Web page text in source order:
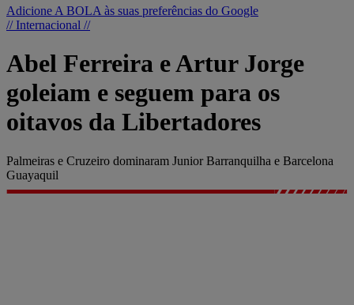
Adicione A BOLA às suas preferências do Google
// Internacional //
Abel Ferreira e Artur Jorge
goleiam e seguem para os
oitavos da Libertadores
Palmeiras e Cruzeiro dominaram Junior Barranquilha e Barcelona
Guayaquil